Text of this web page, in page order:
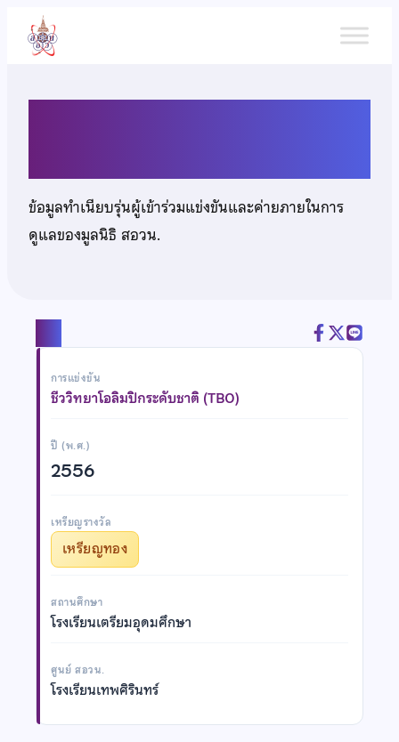
เนื้อหา
ข้อมูลทำเนียบรุ่นผู้เข้าร่วมแข่งขันและค่ายภายในการ
ดูแลของมูลนิธิ สอวน.
การแข่งขัน
ชีววิทยาโอลิมปิกระดับชาติ (TBO)
ปี (พ.ศ.)
2556
เหรียญรางวัล
เหรียญทอง
สถานศึกษา
โรงเรียนเตรียมอุดมศึกษา
ศูนย์ สอวน.
โรงเรียนเทพศิรินทร์